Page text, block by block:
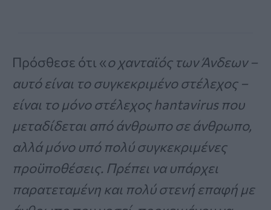
Πρόσθεσε ότι «ο χανταϊός των Άνδεων –
αυτό είναι το συγκεκριμένο στέλεχος –
είναι το μόνο στέλεχος hantavirus που
μεταδίδεται από άνθρωπο σε άνθρωπο,
αλλά μόνο υπό πολύ συγκεκριμένες
προϋποθέσεις. Πρέπει να υπάρχει
παρατεταμένη και πολύ στενή επαφή με